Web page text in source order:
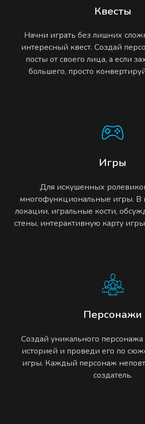
Квесты
Начни играть без лишних
интересный квест. Создай
посты от своего лица, а если
большего, просто
Игры
Для искушенных
многофункциональные игры. В
локации, игральные кости,
стены, интерактивную карту
Персонажи
Создай уникального
историей и проведи его по
игры. Каждый персонаж
создатель.